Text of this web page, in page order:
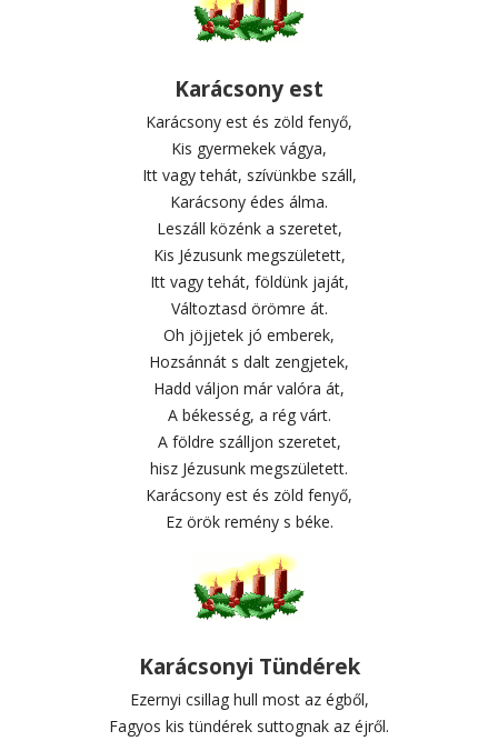
Karácsony est
Karácsony est és zöld fenyő,
Kis gyermekek vágya,
Itt vagy tehát, szívünkbe száll,
Karácsony édes álma.
Leszáll közénk a szeretet,
Kis Jézusunk megszületett,
Itt vagy tehát, földünk jaját,
Változtasd örömre át.
Oh jöjjetek jó emberek,
Hozsánnát s dalt zengjetek,
Hadd váljon már valóra át,
A békesség, a rég várt.
A földre szálljon szeretet,
hisz Jézusunk megszületett.
Karácsony est és zöld fenyő,
Ez örök remény s béke.
Karácsonyi Tündérek
Ezernyi csillag hull most az égből,
Fagyos kis tündérek suttognak az éjről.